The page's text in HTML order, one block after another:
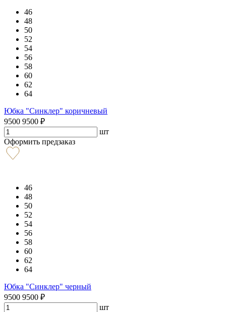
46
48
50
52
54
56
58
60
62
64
Юбка "Синклер" коричневый
9500 9500 ₽
шт
Оформить предзаказ
46
48
50
52
54
56
58
60
62
64
Юбка "Синклер" черный
9500 9500 ₽
шт